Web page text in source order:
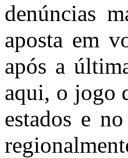
denúncias
aposta em
após a
aqui, o jogo
estados e